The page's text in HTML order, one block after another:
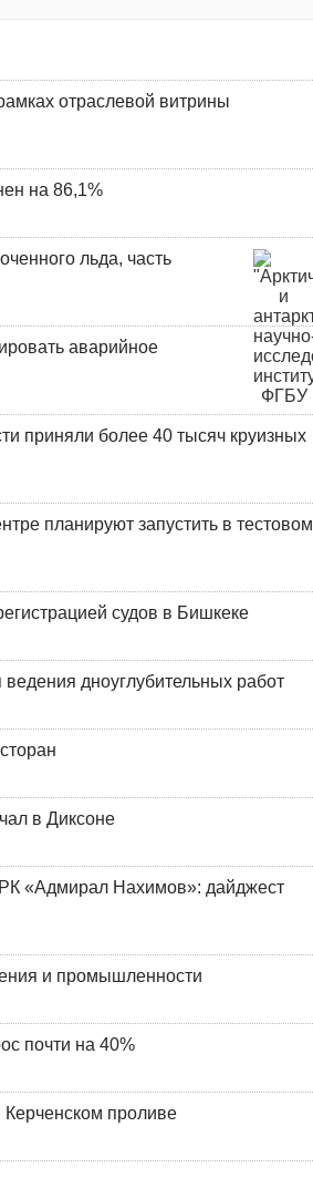
отраслевой витрины
на 86,1%
льда, часть
аварийное
приняли более 40 тысяч круизных
планируют запустить в тестовом
судов в Бишкеке
дноуглубительных работ
в Диксоне
«Адмирал Нахимов»: дайджест
и промышленности
почти на 40%
проливе